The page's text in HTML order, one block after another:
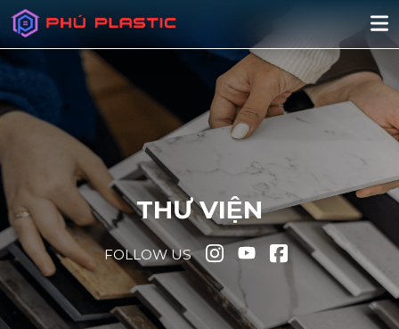
THƯ VIỆN
FOLLOW US